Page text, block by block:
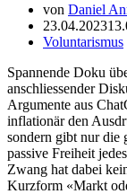
von Daniel
23.04.2023
Voluntarismus
Spannende Doku
anschliessender
Argumente aus
inflationär den
sondern gibt nur die
passive Freiheit
Zwang hat dabei
Kurzform «Markt